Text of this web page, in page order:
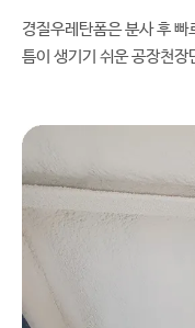
경질우레탄폼은 분사 후
틈이 생기기 쉬운 공장천